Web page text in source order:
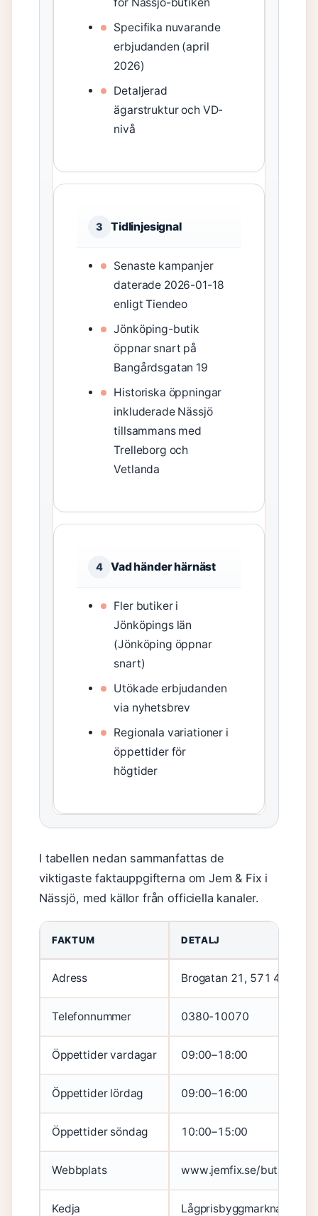
Specifika nuvarande
erbjudanden (april
2026)
Detaljerad
ägarstruktur och VD-
nivå
3 Tidlinjesignal
Senaste kampanjer
daterade 2026-01-18
enligt Tiendeo
Jönköping-butik
öppnar snart på
Bangårdsgatan 19
Historiska öppningar
inkluderade Nässjö
tillsammans med
Trelleborg och
Vetlanda
4 Vad händer härnäst
Fler butiker i
Jönköpings län
(Jönköping öppnar
snart)
Utökade erbjudanden
via nyhetsbrev
Regionala variationer i
öppettider för
högtider
I tabellen nedan sammanfattas de
viktigaste faktauppgifterna om Jem & Fix i
Nässjö, med källor från officiella kanaler.
FAKTUM DETALJ
Adress Brogatan 21, 571 41
Telefonnummer 0380-10070
Öppettider vardagar 09:00–18:00
Öppettider lördag 09:00–16:00
Öppettider söndag 10:00–15:00
Webbplats www.jemfix.se/butiker/
Kedja Lågprisbyggmarknad